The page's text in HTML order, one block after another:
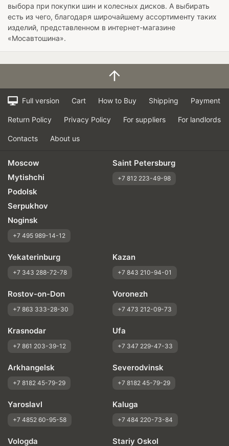
выбора при покупки шин и колесных дисков. А выбирать
есть из чего, благодаря широчайшему ассортименту таких
изделий, представленном в интернет-магазине
«Мосавтошина».
Full version Cart How to Buy Shipping Payment
Return Policy Privacy Policy For suppliers For landlords
Contacts About us
Moscow
Mytishchi
Podolsk
Serpukhov
Noginsk
+7 495 989-14-12
Saint Petersburg
+7 812 223-49-98
Yekaterinburg
+7 343 288-72-78
Kazan
+7 843 210-94-01
Rostov-on-Don
+7 863 333-28-30
Voronezh
+7 473 212-09-73
Krasnodar
+7 861 203-39-12
Ufa
+7 347 229-47-33
Arkhangelsk
+7 8182 45-79-29
Severodvinsk
+7 8182 45-79-29
Yaroslavl
+7 4852 60-95-58
Kaluga
+7 484 220-73-84
Vologda Stariy Oskol